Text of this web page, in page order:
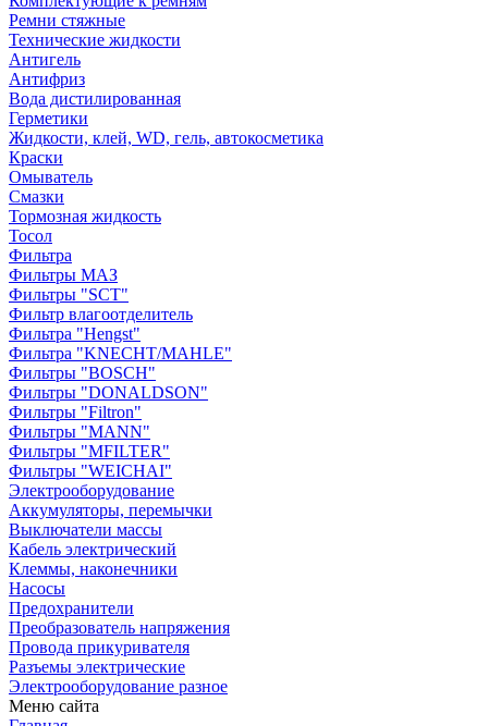
Ремни стяжные
Технические жидкости
Антигель
Антифриз
Вода дистилированная
Герметики
Жидкости, клей, WD, гель, автокосметика
Краски
Омыватель
Смазки
Тормозная жидкость
Тосол
Фильтра
Фильтры МАЗ
Фильтры "SCT"
Фильтр влагоотделитель
Фильтра "Hengst"
Фильтра "KNECHT/MAHLE"
Фильтры "BOSCH"
Фильтры "DONALDSON"
Фильтры "Filtron"
Фильтры "MANN"
Фильтры "MFILTER"
Фильтры "WEICHAI"
Электрооборудование
Аккумуляторы, перемычки
Выключатели массы
Кабель электрический
Клеммы, наконечники
Насосы
Предохранители
Преобразователь напряжения
Провода прикуривателя
Разъемы электрические
Электрооборудование разное
Меню сайта